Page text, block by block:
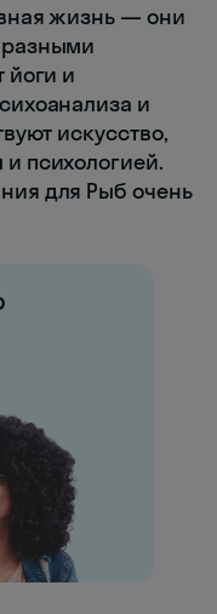
жизнь — они
йоги и
и
искусство,
психологией.
для Рыб очень